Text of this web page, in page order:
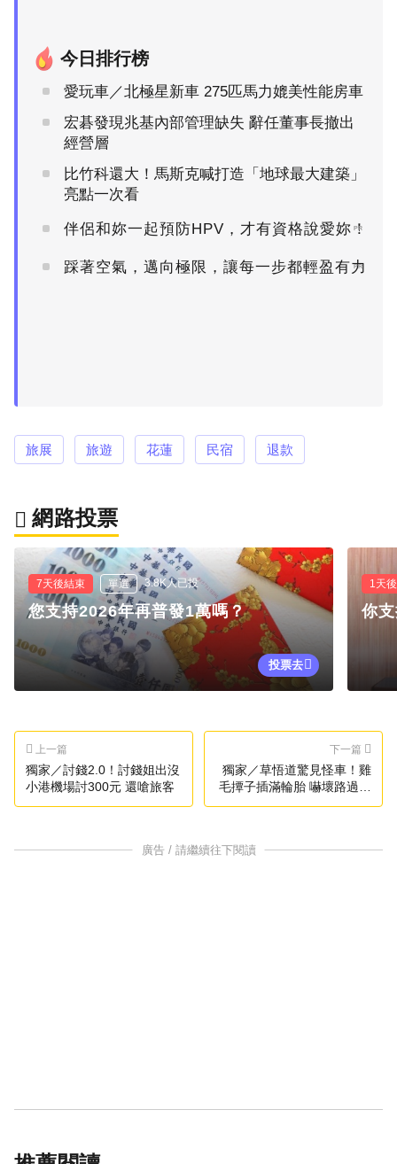
今日排行榜
愛玩車／北極星新車 275匹馬力媲美性能房車
宏碁發現兆基內部管理缺失 辭任董事長撤出
經營層
比竹科還大！馬斯克喊打造「地球最大建築」
亮點一次看
伴侶和妳一起預防HPV，才有資格說愛妳！
PR
踩著空氣，邁向極限，讓每一步都輕盈有力
PR
旅展 旅遊 花蓮 民宿 退款
網路投票
7天後結束 單選 3.8K人已投
您支持2026年再普發1萬嗎？
投票去
1天
你
上一篇
獨家／討錢2.0！討錢姐出沒
小港機場討300元 還嗆旅客
下一篇
獨家／草悟道驚見怪車！雞
毛撢子插滿輪胎 嚇壞路過民
眾
廣告 / 請繼續往下閱讀